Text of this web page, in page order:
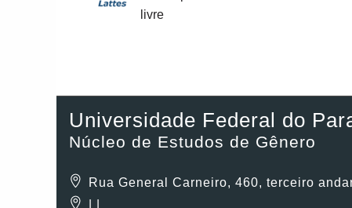
Universidade Federal do
Núcleo de Estudos de Gênero
Rua General Carneiro, 460, terceiro